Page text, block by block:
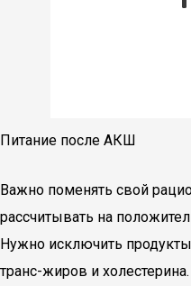
Питание после АКШ
Важно поменять свой
рассчитывать на
Нужно исключить
транс-жиров и